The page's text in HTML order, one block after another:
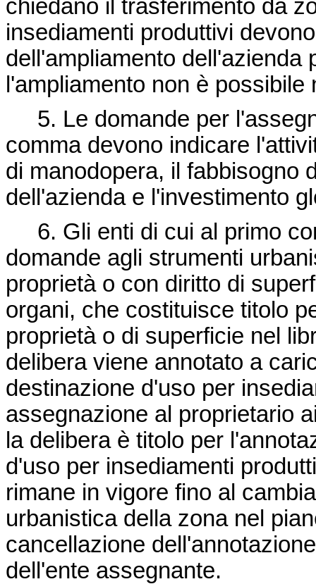
chiedano il trasferimento da
insediamenti produttivi
dell'ampliamento dell'azienda
l'ampliamento non è
5. Le domande per
comma devono indicare
di manodopera, il fabbisogno
dell'azienda e l'investimento
6. Gli enti di cui al primo
domande agli strumenti
proprietà o con diritto di
organi, che costituisce titolo
proprietà o di superficie nel
delibera viene annotato a
destinazione d'uso per
assegnazione al proprietario
la delibera è titolo per
d'uso per insediamenti
rimane in vigore fino al
urbanistica della zona nel
cancellazione
dell'ente assegnante.